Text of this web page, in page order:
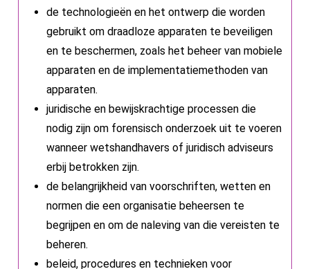
de technologieën en het ontwerp die worden
gebruikt om draadloze apparaten te beveiligen
en te beschermen, zoals het beheer van mobiele
apparaten en de implementatiemethoden van
apparaten.
juridische en bewijskrachtige processen die
nodig zijn om forensisch onderzoek uit te voeren
wanneer wetshandhavers of juridisch adviseurs
erbij betrokken zijn.
de belangrijkheid van voorschriften, wetten en
normen die een organisatie beheersen te
begrijpen en om de naleving van die vereisten te
beheren.
beleid, procedures en technieken voor